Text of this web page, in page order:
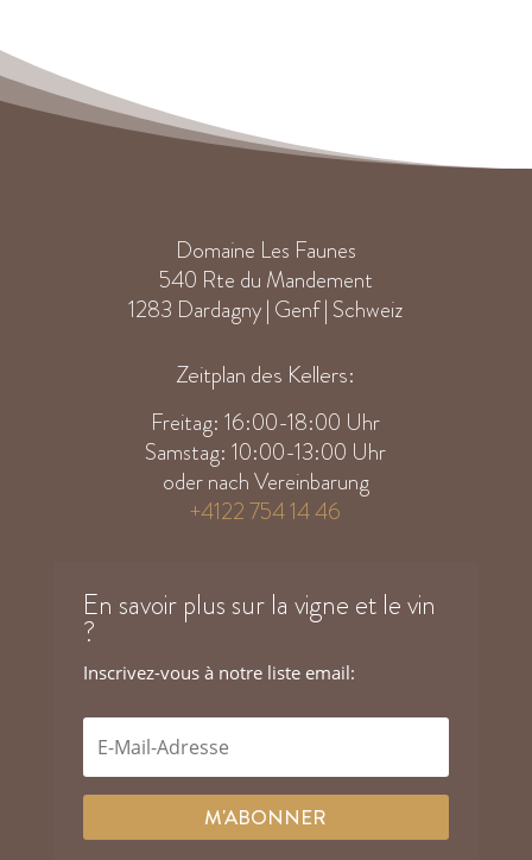
Domaine Les Faunes
540 Rte du Mandement
1283 Dardagny | Genf | Schweiz
Zeitplan des Kellers:
Freitag: 16:00-18:00 Uhr
Samstag: 10:00-13:00 Uhr
oder nach Vereinbarung
+4122 754 14 46
En savoir plus sur la vigne et le vin
?
Inscrivez-vous à notre liste email:
M'ABONNER